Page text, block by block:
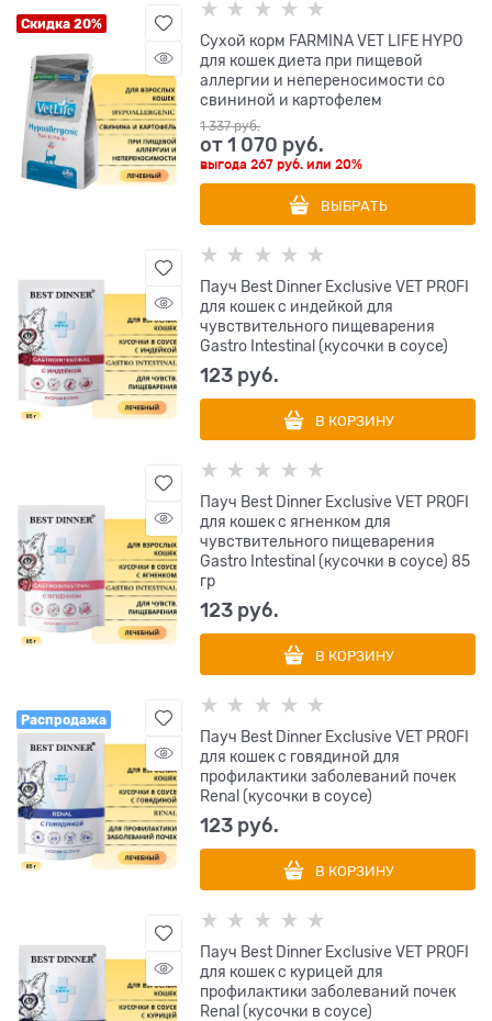
Скидка 20%
Сухой корм FARMINA VET LIFE HYPO
для кошек диета при пищевой
аллергии и непереносимости со
свининой и картофелем
1 337 руб.
от1 070 руб.
выгода267 руб. или20%
ВЫБРАТЬ
Пауч Best Dinner Exclusive VET PROFI
для кошек с индейкой для
чувствительного пищеварения
Gastro Intestinal (кусочки в соусе)
123 руб.
В КОРЗИНУ
Пауч Best Dinner Exclusive VET PROFI
для кошек с ягненком для
чувствительного пищеварения
Gastro Intestinal (кусочки в соусе) 85
гр
123 руб.
В КОРЗИНУ
Распродажа
Пауч Best Dinner Exclusive VET PROFI
для кошек с говядиной для
профилактики заболеваний почек
Renal (кусочки в соусе)
123 руб.
В КОРЗИНУ
Пауч Best Dinner Exclusive VET PROFI
для кошек с курицей для
профилактики заболеваний почек
Renal (кусочки в соусе)